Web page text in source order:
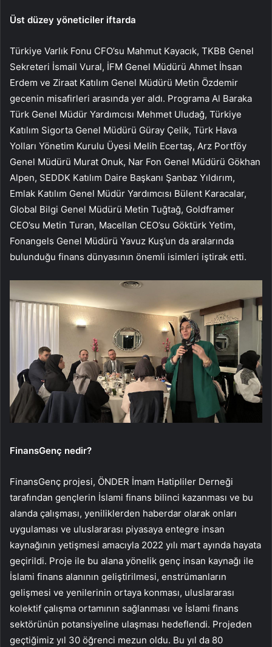
Üst düzey yöneticiler iftarda
Türkiye Varlık Fonu CFO’su Mahmut Kayacık, TKBB Genel
Sekreteri İsmail Vural, İFM Genel Müdürü Ahmet İhsan
Erdem ve Ziraat Katılım Genel Müdürü Metin Özdemir
gecenin misafirleri arasında yer aldı. Programa Al Baraka
Türk Genel Müdür Yardımcısı Mehmet Uludağ, Türkiye
Katılım Sigorta Genel Müdürü Güray Çelik, Türk Hava
Yolları Yönetim Kurulu Üyesi Melih Ecertaş, Arz Portföy
Genel Müdürü Murat Onuk, Nar Fon Genel Müdürü Gökhan
Alpen, SEDDK Katılım Daire Başkanı Şanbaz Yıldırım,
Emlak Katılım Genel Müdür Yardımcısı Bülent Karacalar,
Global Bilgi Genel Müdürü Metin Tuğtağ, Goldframer
CEO’su Metin Turan, Macellan CEO’su Göktürk Yetim,
Fonangels Genel Müdürü Yavuz Kuş’un da aralarında
bulunduğu finans dünyasının önemli isimleri iştirak etti.
FinansGenç nedir?
FinansGenç projesi, ÖNDER İmam Hatipliler Derneği
tarafından gençlerin İslami finans bilinci kazanması ve bu
alanda çalışması, yeniliklerden haberdar olarak onları
uygulaması ve uluslararası piyasaya entegre insan
kaynağının yetişmesi amacıyla 2022 yılı mart ayında hayata
geçirildi. Proje ile bu alana yönelik genç insan kaynağı ile
İslami finans alanının geliştirilmesi, enstrümanların
gelişmesi ve yenilerinin ortaya konması, uluslararası
kolektif çalışma ortamının sağlanması ve İslami finans
sektörünün potansiyeline ulaşması hedeflendi. Projeden
geçtiğimiz yıl 30 öğrenci mezun oldu. Bu yıl da 80